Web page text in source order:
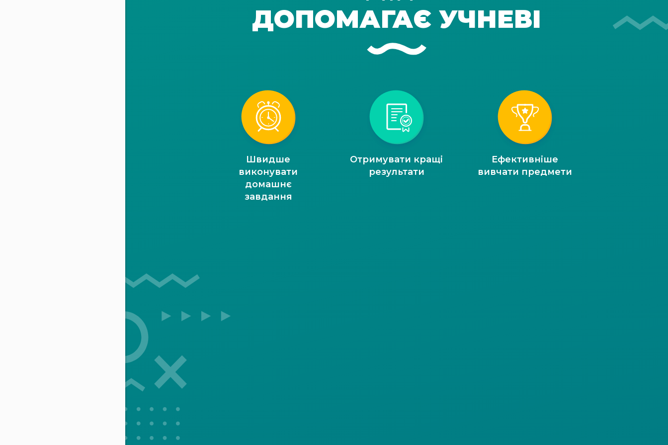
ДОПОМАГАЄ УЧНЕВІ
Швидше
виконувати
домашнє
завдання
Отримувати кращі
результати
Ефективніше
вивчати предмети